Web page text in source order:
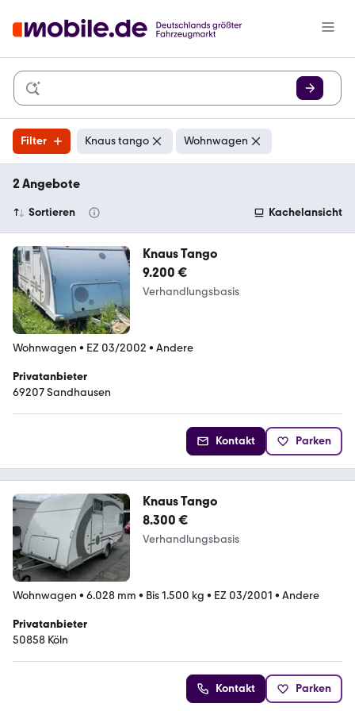
Filter Knaus tango Wohnwagen
2 Angebote
Sortieren Kachelansicht
Knaus Tango
9.200 €
Verhandlungsbasis
Wohnwagen • EZ 03/2002 • Andere
Privatanbieter
69207 Sandhausen
Kontakt Parken
Knaus Tango
8.300 €
Verhandlungsbasis
Wohnwagen • 6.028 mm • Bis 1.500 kg • EZ 03/2001 • Andere
Privatanbieter
50858 Köln
Kontakt Parken